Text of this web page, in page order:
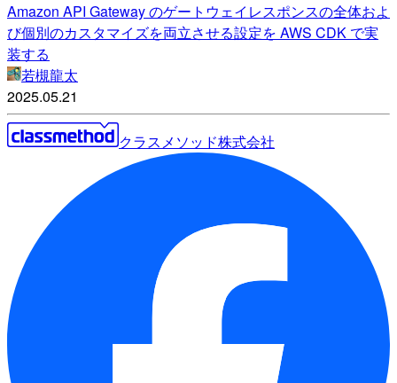
Amazon API Gateway のゲートウェイレスポンスの全体およ
び個別のカスタマイズを両立させる設定を AWS CDK で実
装する
若槻龍太
2025.05.21
クラスメソッド株式会社